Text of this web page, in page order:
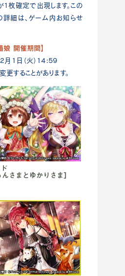
1枚確定で出現します。この
詳細は、ゲーム内お知らせ
娘 開催期間】
1日（火）14:59
することがあります。
んさまとゆかりさま]